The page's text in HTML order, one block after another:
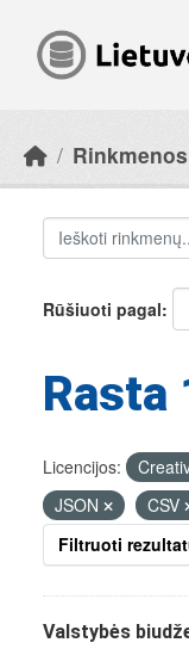
Rinkmenos
Rūšiuoti pagal
Rasta
Licencijos:
JSON
CSV
Filtruoti
Valstybės